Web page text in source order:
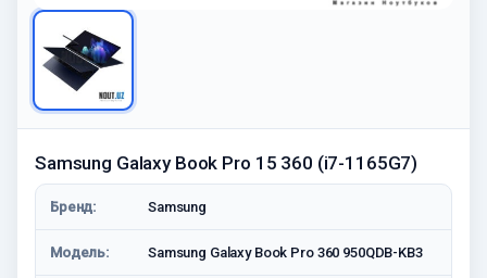
Samsung Galaxy Book Pro 15 360 (i7-1165G7)
Бренд: Samsung
Модель: Samsung Galaxy Book Pro 360 950QDB-KB3